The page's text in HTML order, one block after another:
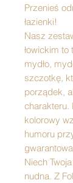
Przenieś
łazienki!
Nasz
łowickim to
mydło,
szczotkę,
porządek,
charakteru.
kolorowy
humoru
Niech
nudna. Z